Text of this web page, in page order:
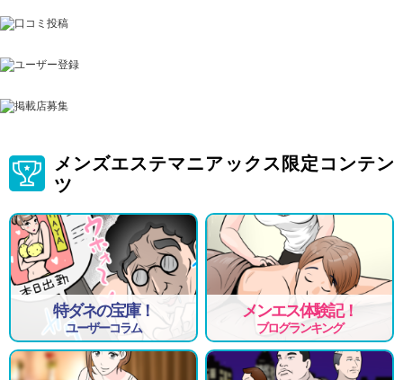
メンズエステマニアックス限定コンテン
ツ
特ダネの宝庫！
ユーザーコラム
メンエス体験記！
ブログランキング